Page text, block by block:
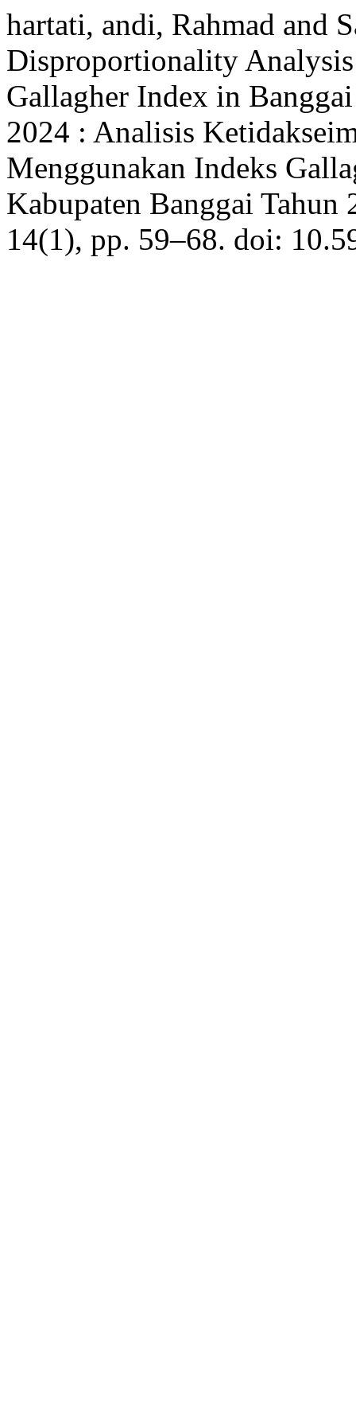
hartati, andi, Rahmad and
Disproportionality
Gallagher Index in
2024 : Analisis
Menggunakan Indeks
Kabupaten Banggai Tahun
14(1), pp. 59–68. doi: